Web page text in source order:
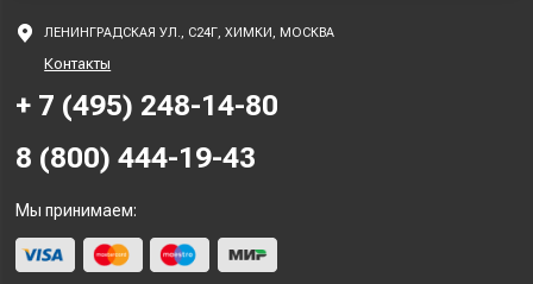
ЛЕНИНГРАДСКАЯ УЛ., С24Г, ХИМКИ, МОСКВА
Контакты
+ 7 (495) 248-14-80
8 (800) 444-19-43
Мы принимаем: